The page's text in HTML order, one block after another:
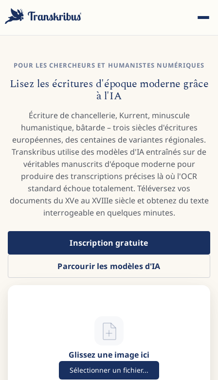
Commencez à taper pour rechercher parmi les modèles,
sites et articles de blog...
POUR LES CHERCHEURS ET HUMANISTES NUMÉRIQUES
Lisez les écritures d'époque moderne grâce
à l'IA
Écriture de chancellerie, Kurrent, minuscule
humanistique, bâtarde – trois siècles d'écritures
européennes, des centaines de variantes régionales.
Transkribus utilise des modèles d'IA entraînés sur de
véritables manuscrits d'époque moderne pour
produire des transcriptions précises là où l'OCR
standard échoue totalement. Téléversez vos
documents du XVe au XVIIIe siècle et obtenez du texte
interrogeable en quelques minutes.
Inscription gratuite
Parcourir les modèles d'IA
Glissez une image ici
Sélectionner un fichier...